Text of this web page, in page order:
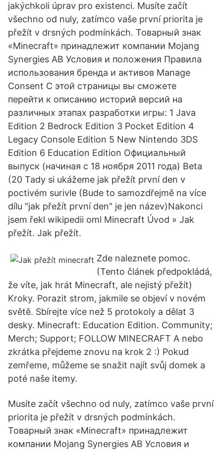
jakýchkoli úprav pro existenci. Musíte začít
všechno od nuly, zatímco vaše první priorita je
přežít v drsných podmínkách. Товарный знак
«Minecraft» принадлежит компании Mojang
Synergies AB Условия и положения Правила
использования бренда и активов Manage
Consent С этой страницы вы сможете
перейти к описанию историй версий на
различных этапах разработки игры: 1 Java
Edition 2 Bedrock Edition 3 Pocket Edition 4
Legacy Console Edition 5 New Nintendo 3DS
Edition 6 Education Edition Официальный
выпуск (начиная с 18 ноября 2011 года) Beta
(20 Tady si ukážeme jak přežít první den v
poctivém surivle (Bude to samozdřejmě na více
dílu "jak přežít první den" je jen název)Nakonci
jsem řekl wikipedii oml Minecraft Úvod » Jak
přežít. Jak přežít.
Zde naleznete pomoc.
(Tento článek předpokládá,
že víte, jak hrát Minecraft, ale nejistý přežít)
Kroky. Porazit strom, jakmile se objeví v novém
světě. Sbírejte více než 5 protokoly a dělat 3
desky. Minecraft: Education Edition. Community;
Merch; Support; FOLLOW MINECRAFT A nebo
zkrátka přejdeme znovu na krok 2 :) Pokud
zemřeme, můžeme se snažit najít svůj domek a
poté naše itemy.
Musíte začít všechno od nuly, zatímco vaše první
priorita je přežít v drsných podmínkách.
Товарный знак «Minecraft» принадлежит
компании Mojang Synergies AB Условия и